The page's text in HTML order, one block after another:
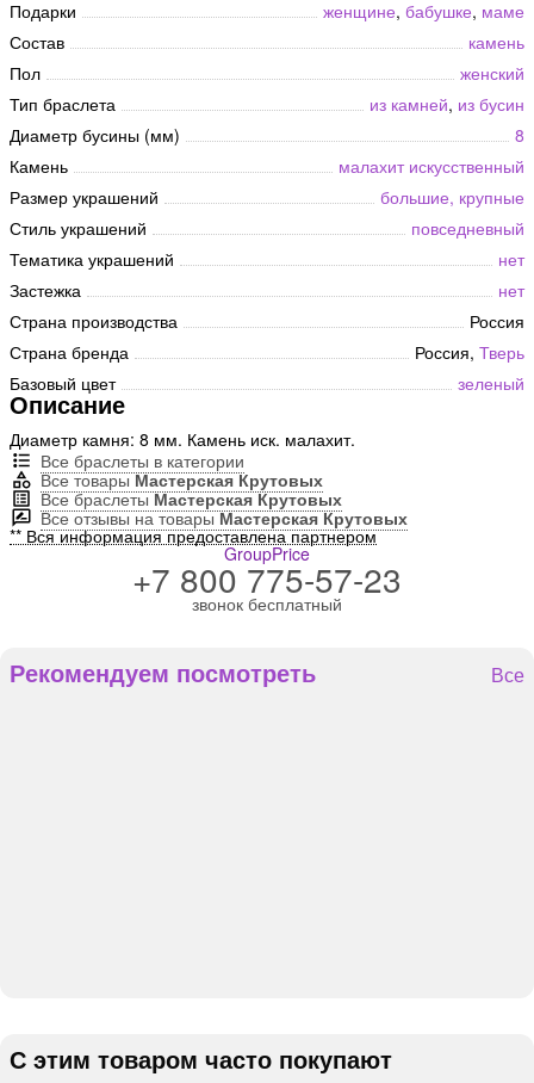
Подарки женщине, бабушке, маме
Состав
камень
Пол
женский
Тип браслета
из камней, из бусин
Диаметр бусины (мм)
8
Камень
малахит искусственный
Размер украшений
большие, крупные
Стиль украшений
повседневный
Тематика украшений
нет
Застежка
нет
Страна производства
Россия
Страна бренда
Россия, Тверь
Базовый цвет
зеленый
Описание
Диаметр камня: 8 мм. Камень иск. малахит.
Все браслеты в категории
Все товарыМастерская Крутовых
Все браслетыМастерская Крутовых
Все отзывы на товарыМастерская Крутовых
** Вся информация предоставлена партнером
GroupPrice
+7 800 775-57-23
звонок бесплатный
Рекомендуем посмотреть Все
С этим товаром часто покупают